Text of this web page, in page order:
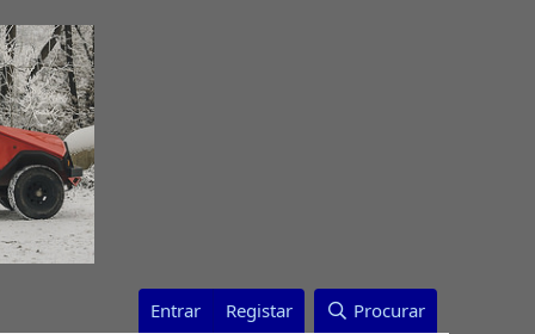
Entrar Registar Procurar